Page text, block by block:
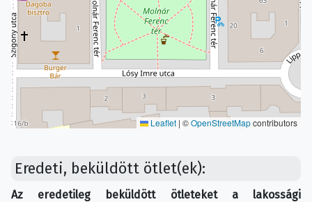
Leaflet | ©OpenStreetMapcontributors
Eredeti, beküldött ötlet(ek):
Az eredetileg beküldött ötleteket a lakossági